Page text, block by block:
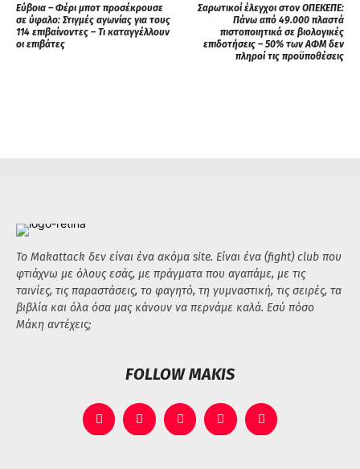
Εύβοια – Φέρι μποτ προσέκρουσε
σε ύφαλο: Στιγμές αγωνίας για τους
114 επιβαίνοντες – Τι καταγγέλλουν
οι επιβάτες
Σαρωτικοί έλεγχοι στον ΟΠΕΚΕΠΕ:
Πάνω από 49.000 πλαστά
πιστοποιητικά σε βιολογικές
επιδοτήσεις – 50% των ΑΦΜ δεν
πληροί τις προϋποθέσεις
Το Makattack δεν είναι ένα ακόμα site. Είναι ένα (fight) club που
φτιάχνω με όλους εσάς, με πράγματα που αγαπάμε, με τις
ταινίες, τις παραστάσεις, το φαγητό, τη γυμναστική, τις σειρές, τα
βιβλία και όλα όσα μας κάνουν να περνάμε καλά. Εσύ πόσο
Μάκη αντέχεις;
FOLLOW MAKIS